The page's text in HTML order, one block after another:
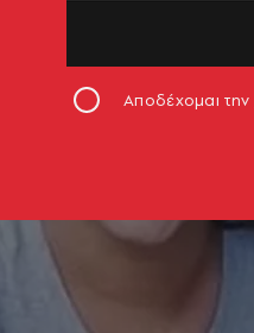
Αποδέχομαι την